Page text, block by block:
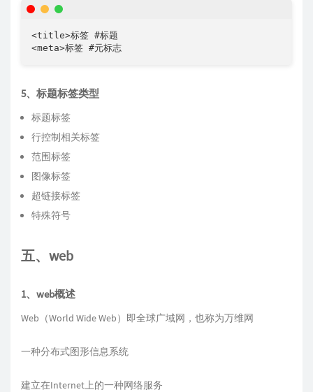
<title>标签 #标题
<meta>标签 #元标志
5、标题标签类型
标题标签
行控制相关标签
范围标签
图像标签
超链接标签
特殊符号
五、web
1、web概述
Web（World Wide Web）即全球广域网，也称为万维网
一种分布式图形信息系统
建立在Internet上的一种网络服务